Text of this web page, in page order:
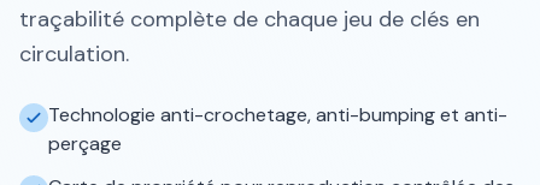
traçabilité complète de chaque jeu de clés en
circulation.
Technologie anti-crochetage, anti-bumping et anti-
perçage